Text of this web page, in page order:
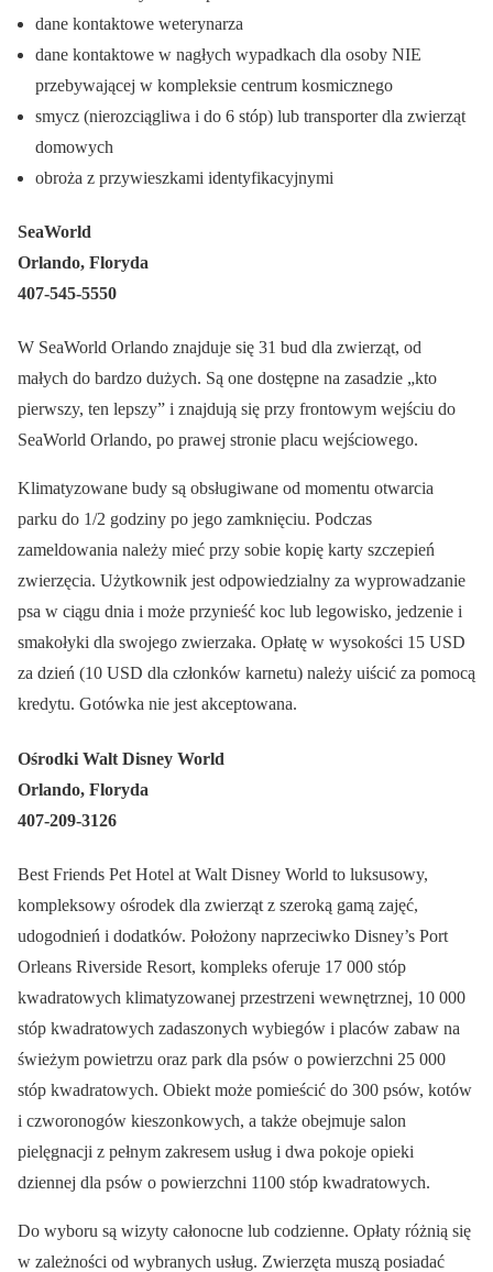
dane kontaktowe weterynarza
dane kontaktowe w nagłych wypadkach dla osoby NIE
przebywającej w kompleksie centrum kosmicznego
smycz (nierozciągliwa i do 6 stóp) lub transporter dla zwierząt
domowych
obroża z przywieszkami identyfikacyjnymi
SeaWorld
Orlando, Floryda
407-545-5550
W SeaWorld Orlando znajduje się 31 bud dla zwierząt, od
małych do bardzo dużych. Są one dostępne na zasadzie „kto
pierwszy, ten lepszy” i znajdują się przy frontowym wejściu do
SeaWorld Orlando, po prawej stronie placu wejściowego.
Klimatyzowane budy są obsługiwane od momentu otwarcia
parku do 1/2 godziny po jego zamknięciu. Podczas
zameldowania należy mieć przy sobie kopię karty szczepień
zwierzęcia. Użytkownik jest odpowiedzialny za wyprowadzanie
psa w ciągu dnia i może przynieść koc lub legowisko, jedzenie i
smakołyki dla swojego zwierzaka. Opłatę w wysokości 15 USD
za dzień (10 USD dla członków karnetu) należy uiścić za pomocą
kredytu. Gotówka nie jest akceptowana.
Ośrodki Walt Disney World
Orlando, Floryda
407-209-3126
Best Friends Pet Hotel at Walt Disney World to luksusowy,
kompleksowy ośrodek dla zwierząt z szeroką gamą zajęć,
udogodnień i dodatków. Położony naprzeciwko Disney’s Port
Orleans Riverside Resort, kompleks oferuje 17 000 stóp
kwadratowych klimatyzowanej przestrzeni wewnętrznej, 10 000
stóp kwadratowych zadaszonych wybiegów i placów zabaw na
świeżym powietrzu oraz park dla psów o powierzchni 25 000
stóp kwadratowych. Obiekt może pomieścić do 300 psów, kotów
i czworonogów kieszonkowych, a także obejmuje salon
pielęgnacji z pełnym zakresem usług i dwa pokoje opieki
dziennej dla psów o powierzchni 1100 stóp kwadratowych.
Do wyboru są wizyty całonocne lub codzienne. Opłaty różnią się
w zależności od wybranych usług. Zwierzęta muszą posiadać